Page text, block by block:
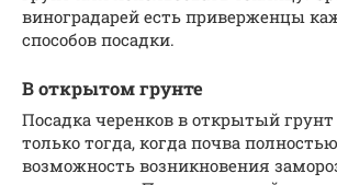
виноградарей есть приверженцы
способов посадки.
В открытом грунте
Посадка черенков в открытый грунт
только тогда, когда почва
возможность возникновения